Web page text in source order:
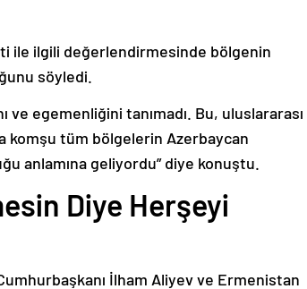
ile ilgili değerlendirmesinde bölgenin
söyledi.
ve egemenliğini tanımadı. Bu, uluslararası
komşu tüm bölgelerin Azerbaycan
anlamına geliyordu” diye konuştu.
Diye Herşeyi
İlham Aliyev ve Ermenistan